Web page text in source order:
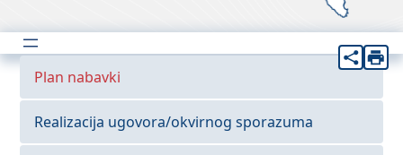
Plan nabavki
Realizacija ugovora/okvirnog sporazuma